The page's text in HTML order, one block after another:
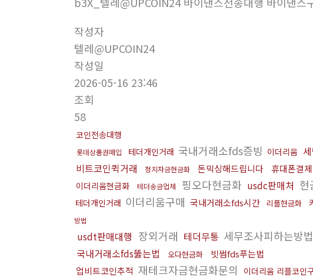
작성자
텔레@UPCOIN24
작성일
2026-05-16 23:46
조회
58
코인전송대행
롯데상품권매입 테더개인거래 국내거래소fds증빙 이더리움
비트코인퀵거래 정치자금현금화 돈믹싱해드립니다 휴대폰결
이더리움현금화 테더송금업체 핑오다현금화 usdc판매처 현
테더개인거래 이더리움구매 국내거래소fds시간 리플현금화
방법
usdt판매대행 장외거래 테더무통 세무조사피하는방법
국내거래소fds뚫는법 오다현금화
빗썸fds푸는법
업비트코인추적 재테크자금현금화문의 이더리움 리플코인